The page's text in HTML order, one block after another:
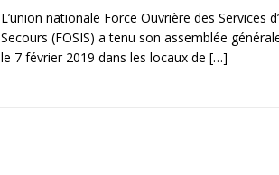
L’union nationale Force Ouvrière des Services
Secours (FOSIS) a tenu son assemblée
le 7 février 2019 dans les locaux de […]